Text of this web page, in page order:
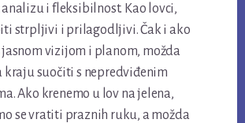
i fleksibilnost. Kao lovci,
strpljivi i prilagodljivi. Čak i ako
jasnom vizijom i planom, možda
kraju suočiti s nepredviđenim
Ako krenemo u lov na jelena,
se vratiti praznih ruku, a možda